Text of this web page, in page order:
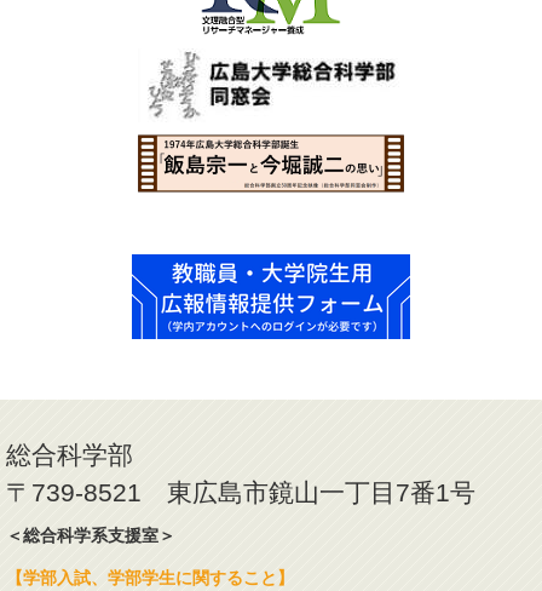
総合科学部
〒739-8521 東広島市鏡山一丁目7番1号
＜総合科学系支援室＞
【学部入試、学部学生に関すること】